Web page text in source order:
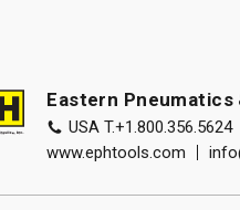
Eastern Pneumatics
USA T.+1.800.356.5624
www.ephtools.com